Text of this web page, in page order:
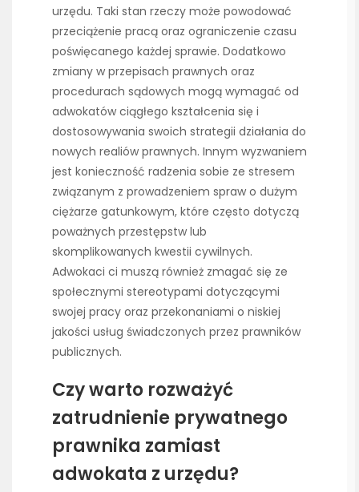
urzędu. Taki stan rzeczy może powodować
przeciążenie pracą oraz ograniczenie czasu
poświęcanego każdej sprawie. Dodatkowo
zmiany w przepisach prawnych oraz
procedurach sądowych mogą wymagać od
adwokatów ciągłego kształcenia się i
dostosowywania swoich strategii działania do
nowych realiów prawnych. Innym wyzwaniem
jest konieczność radzenia sobie ze stresem
związanym z prowadzeniem spraw o dużym
ciężarze gatunkowym, które często dotyczą
poważnych przestępstw lub
skomplikowanych kwestii cywilnych.
Adwokaci ci muszą również zmagać się ze
społecznymi stereotypami dotyczącymi
swojej pracy oraz przekonaniami o niskiej
jakości usług świadczonych przez prawników
publicznych.
Czy warto rozważyć
zatrudnienie prywatnego
prawnika zamiast
adwokata z urzędu?